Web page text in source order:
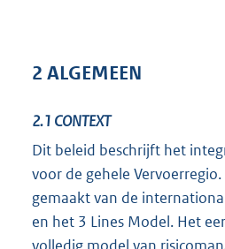
2 ALGEMEEN
2.1 CONTEXT
Dit beleid beschrijft het
voor de gehele
gemaakt van de
en het 3 Lines Model. Het